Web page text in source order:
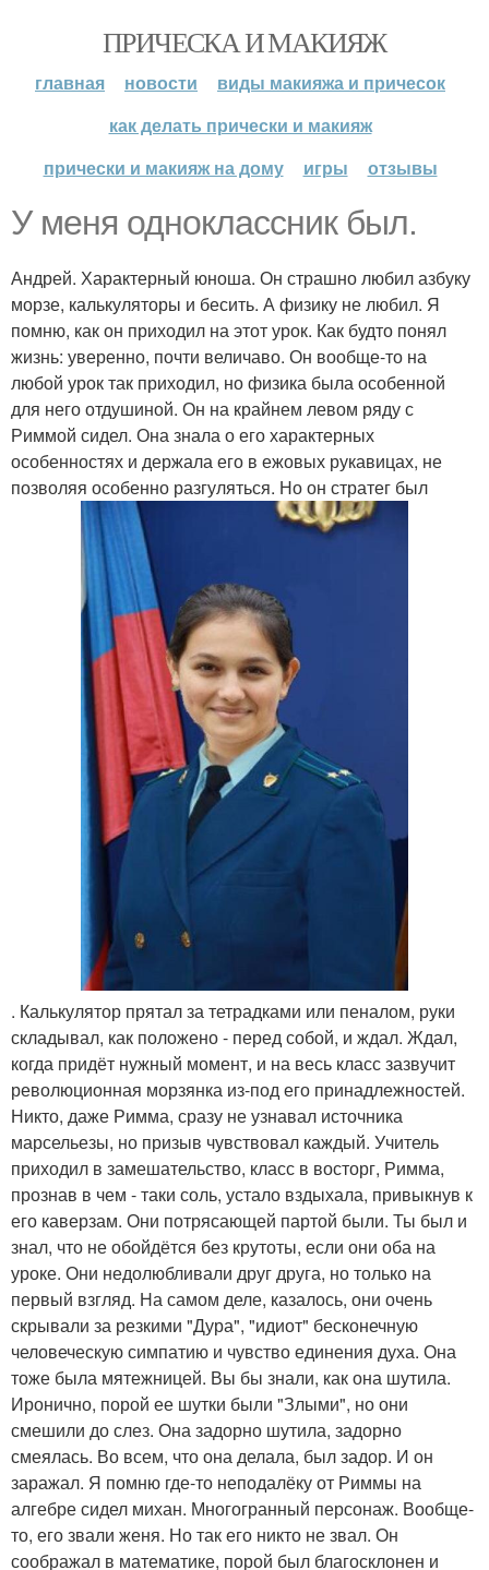
ПРИЧЕСКА И МАКИЯЖ
главная новости
виды макияжа и причесок
как делать прически и макияж
прически и макияж на дому
игры отзывы
У меня одноклассник был.
Андрей. Характерный юноша. Он страшно любил азбуку
морзе, калькуляторы и бесить. А физику не любил. Я
помню, как он приходил на этот урок. Как будто понял
жизнь: уверенно, почти величаво. Он вообще-то на
любой урок так приходил, но физика была особенной
для него отдушиной. Он на крайнем левом ряду с
Риммой сидел. Она знала о его характерных
особенностях и держала его в ежовых рукавицах, не
позволяя особенно разгуляться. Но он стратег был
. Калькулятор прятал за тетрадками или пеналом, руки
складывал, как положено - перед собой, и ждал. Ждал,
когда придёт нужный момент, и на весь класс зазвучит
революционная морзянка из-под его принадлежностей.
Никто, даже Римма, сразу не узнавал источника
марсельезы, но призыв чувствовал каждый. Учитель
приходил в замешательство, класс в восторг, Римма,
прознав в чем - таки соль, устало вздыхала, привыкнув к
его каверзам. Они потрясающей партой были. Ты был и
знал, что не обойдётся без крутоты, если они оба на
уроке. Они недолюбливали друг друга, но только на
первый взгляд. На самом деле, казалось, они очень
скрывали за резкими "Дура", "идиот" бесконечную
человеческую симпатию и чувство единения духа. Она
тоже была мятежницей. Вы бы знали, как она шутила.
Иронично, порой ее шутки были "Злыми", но они
смешили до слез. Она задорно шутила, задорно
смеялась. Во всем, что она делала, был задор. И он
заражал. Я помню где-то неподалёку от Риммы на
алгебре сидел михан. Многогранный персонаж. Вообще-
то, его звали женя. Но так его никто не звал. Он
соображал в математике, порой был благосклонен и